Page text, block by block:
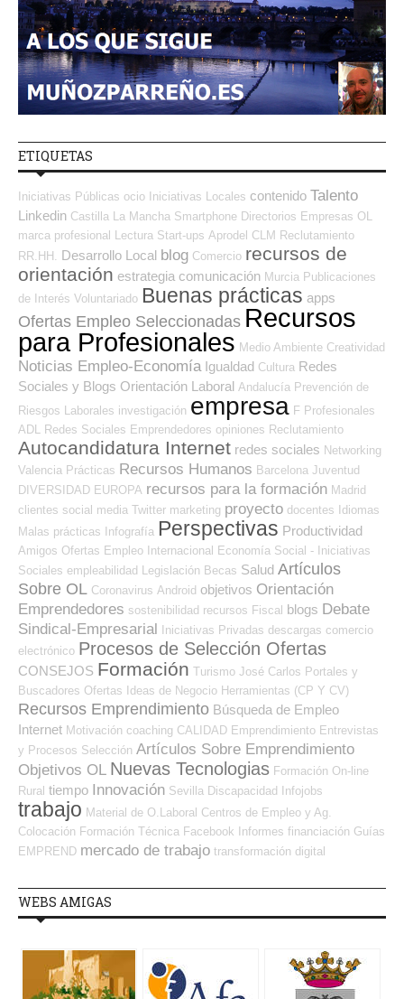
ETIQUETAS
Iniciativas Públicas ocio Iniciativas Locales contenido Talento
Linkedin Castilla La Mancha Smartphone Directorios Empresas OL
marca profesional Lectura Start-ups Aprodel CLM Reclutamiento
RR.HH.
Desarrollo Local blog Comercio recursos de
orientación estrategia comunicación Murcia Publicaciones
de Interés Voluntariado Buenas prácticas apps
Ofertas Empleo Seleccionadas Recursos
para Profesionales Medio Ambiente Creatividad
Noticias Empleo-Economía Igualdad Cultura Redes
Sociales y Blogs Orientación Laboral Andalucía Prevención de
Riesgos Laborales investigación empresa F Profesionales
ADL
Redes Sociales Emprendedores opiniones Reclutamiento
Autocandidatura Internet redes sociales Networking
Valencia Prácticas Recursos Humanos Barcelona Juventud
DIVERSIDAD EUROPA recursos para la formación Madrid
clientes social media Twitter marketing proyecto docentes Idiomas
Malas prácticas Infografía Perspectivas Productividad
Amigos Ofertas Empleo Internacional Economía Social - Iniciativas
Sociales empleabilidad Legislación Becas Salud Artículos
Sobre OL Coronavirus Android objetivos Orientación
Emprendedores sostenibilidad recursos Fiscal blogs Debate
Sindical-Empresarial Iniciativas Privadas descargas comercio
electrónico Procesos de Selección Ofertas
CONSEJOS Formación Turismo José Carlos Portales y
Buscadores Ofertas Ideas de Negocio Herramientas (CP Y CV)
Recursos Emprendimiento Búsqueda de Empleo
Internet Motivación coaching CALIDAD Emprendimiento Entrevistas
y Procesos Selección Artículos Sobre Emprendimiento
Objetivos OL Nuevas Tecnologias Formación On-line
Rural tiempo Innovación Sevilla Discapacidad Infojobs
trabajo Material de O.Laboral Centros de Empleo y Ag.
Colocación Formación Técnica Facebook Informes financiación Guías
EMPREND mercado de trabajo transformación digital
WEBS AMIGAS